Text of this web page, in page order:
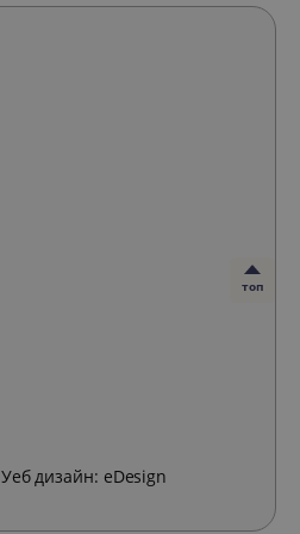
топ
Уеб дизайн: eDesign